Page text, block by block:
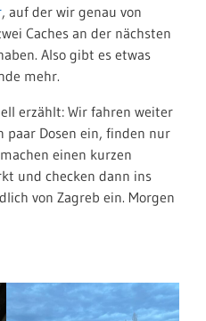
, auf der wir genau von
Caches an der nächsten
Also gibt es etwas
mehr.
erzählt: Wir fahren weiter
paar Dosen ein, finden nur
einen kurzen
und checken dann ins
von Zagreb ein. Morgen